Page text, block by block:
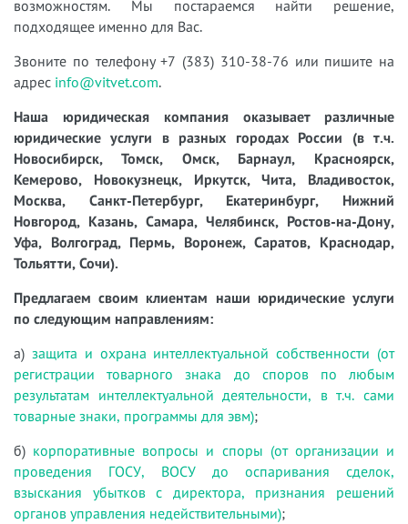
возможностям. Мы постараемся найти решение,
подходящее именно для Вас.
Звоните по телефону +7 (383) 310-38-76 или пишите на
адрес info@vitvet.com.
Наша юридическая компания оказывает различные
юридические услуги в разных городах России (в т.ч.
Новосибирск, Томск, Омск, Барнаул, Красноярск,
Кемерово, Новокузнецк, Иркутск, Чита, Владивосток,
Москва, Санкт-Петербург, Екатеринбург, Нижний
Новгород, Казань, Самара, Челябинск, Ростов-на-Дону,
Уфа, Волгоград, Пермь, Воронеж, Саратов, Краснодар,
Тольятти, Сочи).
Предлагаем своим клиентам наши юридические услуги
по следующим направлениям:
а) защита и охрана интеллектуальной собственности (от
регистрации товарного знака до споров по любым
результатам интеллектуальной деятельности, в т.ч. сами
товарные знаки, программы для эвм);
б) корпоративные вопросы и споры (от организации и
проведения ГОСУ, ВОСУ до оспаривания сделок,
взыскания убытков с директора, признания решений
органов управления недействительными);